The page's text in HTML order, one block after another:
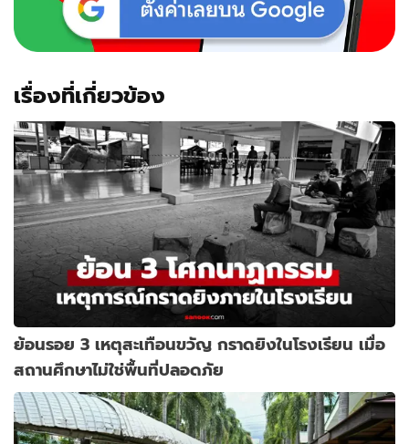
เรื่องที่เกี่ยวข้อง
ย้อนรอย 3 เหตุสะเทือนขวัญ กราดยิงในโรงเรียน เมื่อ
สถานศึกษาไม่ใช่พื้นที่ปลอดภัย